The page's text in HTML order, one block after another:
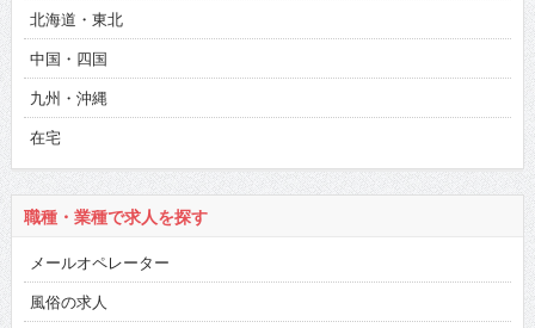
北海道・東北
中国・四国
九州・沖縄
在宅
職種・業種で求人を探す
メールオペレーター
風俗の求人